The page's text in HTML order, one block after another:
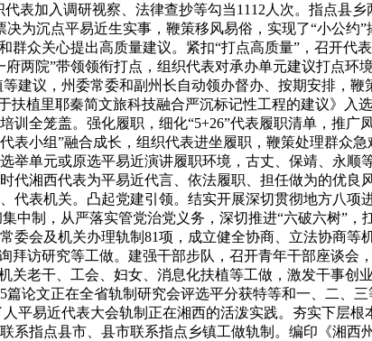
表加入调研视察、法律查抄等勾当1112人次。指点县
为沉点平易近生实事，鞭策移风易俗，实现了“小公约
众关心提出高质量建议。紧扣“打点高质量”，召开代
两院”带领领衔打点，组织代表对承办单元建议打点环
建议，州委常委和副州长自动领办督办、按期安排，
植里耶秦简文旅科技融合严沉标记性工程的建议》入
全笼盖。强化履职，细化“5+26”代表履职清单，推广
小组”融合成长，组织代表进坐履职，鞭策处理群众急
单元或原选平易近演讲履职环境，古丈、保靖、永顺
湘西代表为平易近代言、依法履职、担任做为的优良
表机关。凸起党建引领。结实开展深切贯彻地方八项
中制，从严落实管党治党义务，深切推进“六破六树”
会及机关办理轨制81项，成立健全协商、立法协商等
访研究等工做。建强干部步队，召开青年干部座谈会
老干、工会、妇女、消息化扶植等工做，激发干事创
论文正在全省轨制研究会评选平分获特等和一、二、
平易近代表大会轨制正在湘西的活泼实践。夯实下层
指点县市、县市联系指点乡镇工做轨制。编印《湘西